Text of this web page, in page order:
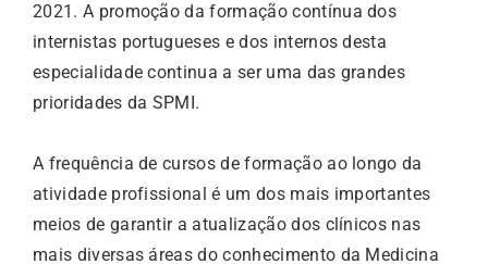
2021. A promoção da formação contínua dos
internistas portugueses e dos internos desta
especialidade continua a ser uma das grandes
prioridades da SPMI.
A frequência de cursos de formação ao longo da
atividade profissional é um dos mais importantes
meios de garantir a atualização dos clínicos nas
mais diversas áreas do conhecimento da Medicina